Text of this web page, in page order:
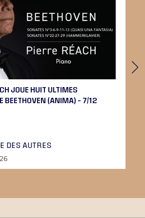
JOUE HUIT ULTIMES
BEETHOVEN (ANIMA) – 7/12
DES AUTRES